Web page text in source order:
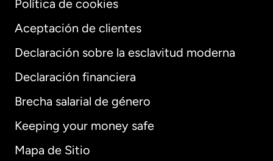
Política de cookies
Aceptación de clientes
Declaración sobre la esclavitud moderna
Declaración financiera
Brecha salarial de género
Keeping your money safe
Mapa de Sitio
Internacional English
Alemania